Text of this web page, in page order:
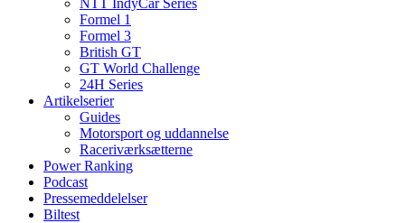
NTT IndyCar Series
Formel 1
Formel 3
British GT
GT World Challenge
24H Series
Artikelserier
Guides
Motorsport og uddannelse
Raceriværksætterne
Power Ranking
Podcast
Pressemeddelelser
Biltest